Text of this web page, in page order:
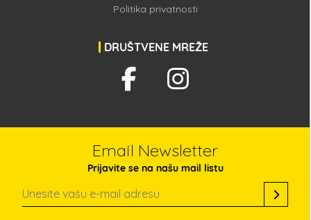
Politika privatnosti
DRUŠTVENE MREŽE
Email Newsletter
Prijavite se na našu mail listu